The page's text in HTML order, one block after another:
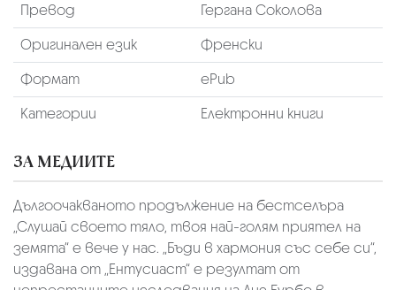
Превод
Гергана Соколова
Оригинален език
Френски
Формат
ePub
Категории
Електронни книги
ЗА МЕДИИТЕ
Дългоочакваното продължение на бестселъра
„Слушай своето тяло, твоя най-голям приятел на
земята“ е вече у нас. „Бъди в хармония със себе си“,
издавана от „Ентусиаст“ е резултат от